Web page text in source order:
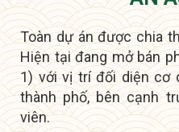
Toàn dự án được chia
Hiện tại đang mở bán
1) với vị trí đối diện cơ
thành phố, bên cạnh
viên.